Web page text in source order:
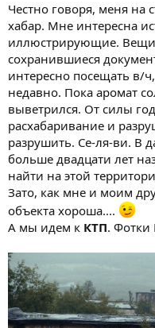
Честно говоря, меня на
хабар. Мне интересна
иллюстрирующие.
сохранившиеся
интересно посещать в/
недавно. Пока аромат
выветрился. От силы
расхабаривание и
разрушить. Се-ля-ви. В
больше двадцати лет
найти на этой
Зато, как мне и моим
объекта хороша....
А мы идем к КТП. Фотки